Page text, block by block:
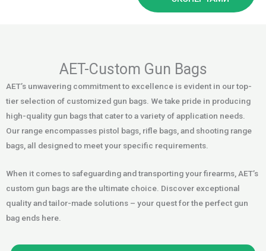
AET-Custom Gun Bags
AET’s unwavering commitment to excellence is evident in our top-
tier selection of customized gun bags. We take pride in producing
high-quality gun bags that cater to a variety of application needs.
Our range encompasses pistol bags, rifle bags, and shooting range
bags, all designed to meet your specific requirements.
When it comes to safeguarding and transporting your firearms, AET’s
custom gun bags are the ultimate choice. Discover exceptional
quality and tailor-made solutions – your quest for the perfect gun
bag ends here.